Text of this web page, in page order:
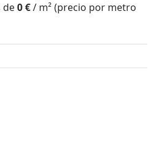
de0 €/ m² (precio por metro